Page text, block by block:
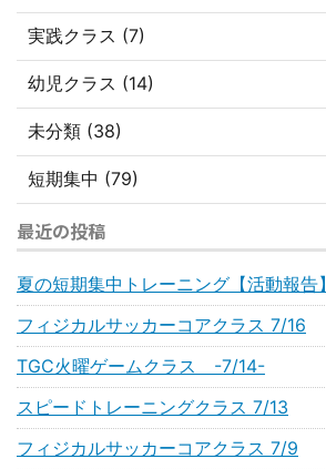
実践クラス (7)
幼児クラス (14)
未分類 (38)
短期集中 (79)
最近の投稿
夏の短期集中トレーニング【活動報告】
フィジカルサッカーコアクラス 7/16
TGC火曜ゲームクラス -7/14-
スピードトレーニングクラス 7/13
フィジカルサッカーコアクラス 7/9